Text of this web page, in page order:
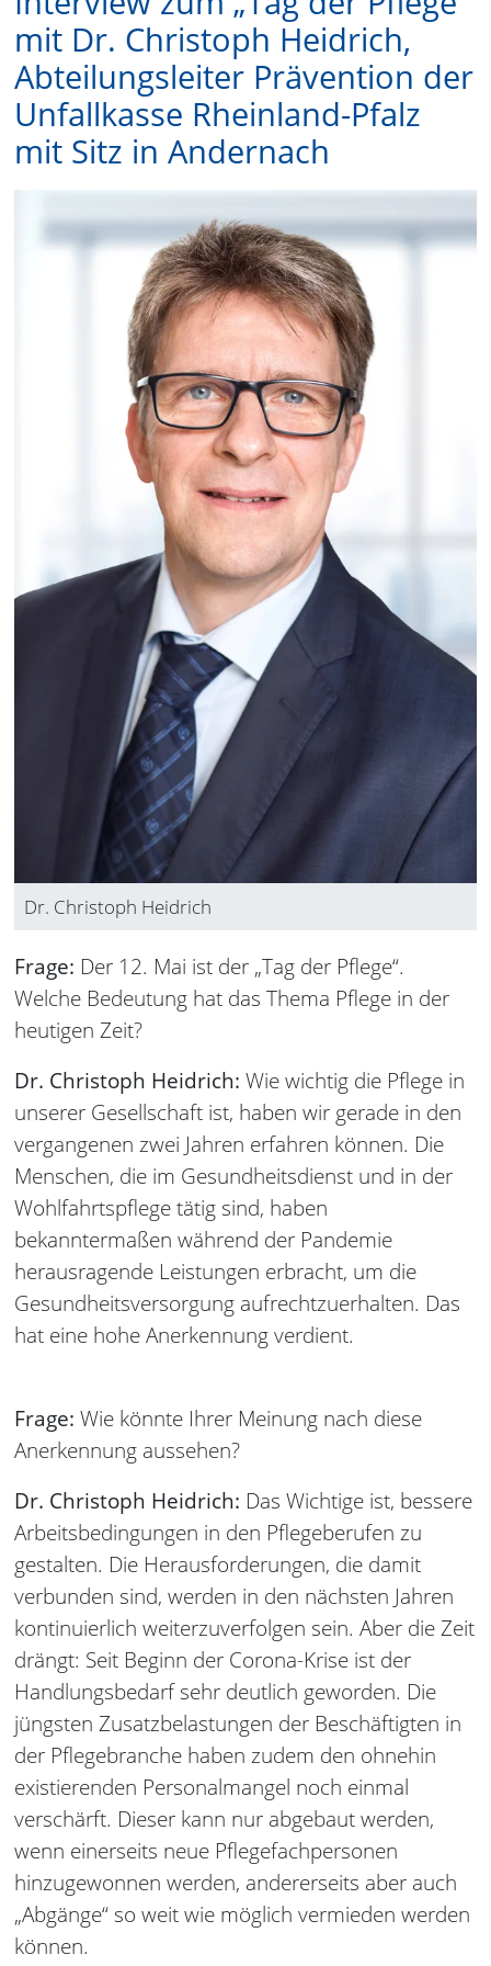
mit Dr. Christoph Heidrich,
Abteilungsleiter Prävention der
Unfallkasse Rheinland-Pfalz
mit Sitz in Andernach
Dr. Christoph Heidrich
Frage: Der 12. Mai ist der „Tag der Pflege“.
Welche Bedeutung hat das Thema Pflege in der
heutigen Zeit?
Dr. Christoph Heidrich: Wie wichtig die Pflege in
unserer Gesellschaft ist, haben wir gerade in den
vergangenen zwei Jahren erfahren können. Die
Menschen, die im Gesundheitsdienst und in der
Wohlfahrtspflege tätig sind, haben
bekanntermaßen während der Pandemie
herausragende Leistungen erbracht, um die
Gesundheitsversorgung aufrechtzuerhalten. Das
hat eine hohe Anerkennung verdient.
Frage: Wie könnte Ihrer Meinung nach diese
Anerkennung aussehen?
Dr. Christoph Heidrich: Das Wichtige ist, bessere
Arbeitsbedingungen in den Pflegeberufen zu
gestalten. Die Herausforderungen, die damit
verbunden sind, werden in den nächsten Jahren
kontinuierlich weiterzuverfolgen sein. Aber die Zeit
drängt: Seit Beginn der Corona-Krise ist der
Handlungsbedarf sehr deutlich geworden. Die
jüngsten Zusatzbelastungen der Beschäftigten in
der Pflegebranche haben zudem den ohnehin
existierenden Personalmangel noch einmal
verschärft. Dieser kann nur abgebaut werden,
wenn einerseits neue Pflegefachpersonen
hinzugewonnen werden, andererseits aber auch
„Abgänge“ so weit wie möglich vermieden werden
können.